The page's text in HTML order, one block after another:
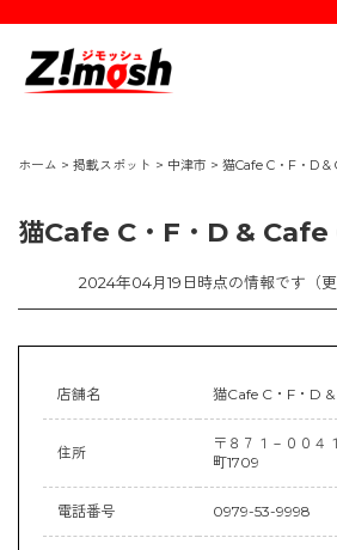
ホーム > 掲載スポット > 中津市 > 猫Cafe C・F・D &
猫Cafe C・F・D & Cafe
2024年04月19日時点の情報です（
店舗名 猫Cafe C・F・D
住所
〒８７１－００４
町1709
電話番号 0979-53-9998